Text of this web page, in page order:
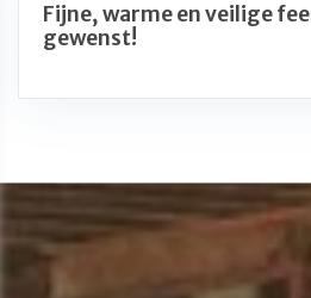
Fijne, warme en veilige
gewenst!